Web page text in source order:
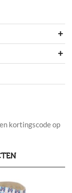
kortingscode op